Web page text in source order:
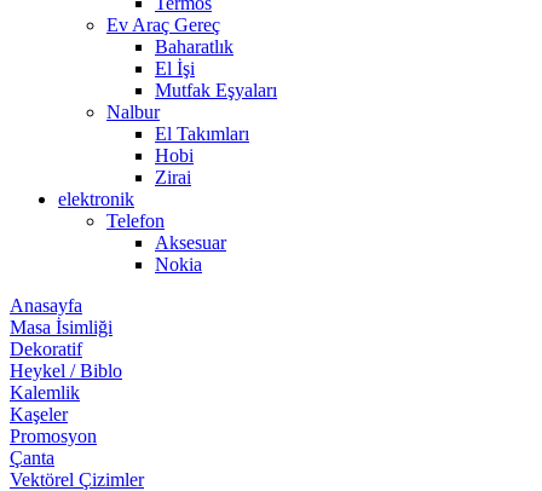
Ev Araç Gereç
Baharatlık
El İşi
Mutfak Eşyaları
Nalbur
El Takımları
Hobi
Zirai
elektronik
Telefon
Aksesuar
Nokia
Anasayfa
Masa İsimliği
Dekoratif
Heykel / Biblo
Kalemlik
Kaşeler
Promosyon
Çanta
Vektörel Çizimler